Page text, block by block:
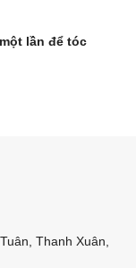
lần để tóc
Thanh Xuân,